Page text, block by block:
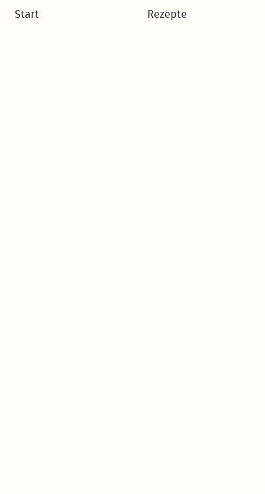
Start Rezepte